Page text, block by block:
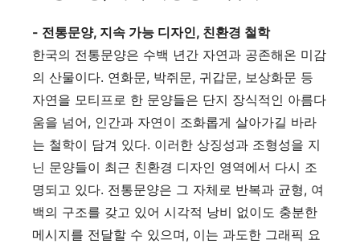
- 전통문양, 지속 가능 디자인, 친환경 철학
한국의 전통문양은 수백 년간 자연과 공존해온 미감
의 산물이다. 연화문, 박쥐문, 귀갑문, 보상화문 등
자연을 모티프로 한 문양들은 단지 장식적인 아름다
움을 넘어, 인간과 자연이 조화롭게 살아가길 바라
는 철학이 담겨 있다. 이러한 상징성과 조형성을 지
닌 문양들이 최근 친환경 디자인 영역에서 다시 조
명되고 있다. 전통문양은 그 자체로 반복과 균형, 여
백의 구조를 갖고 있어 시각적 낭비 없이도 충분한
메시지를 전달할 수 있으며, 이는 과도한 그래픽 요